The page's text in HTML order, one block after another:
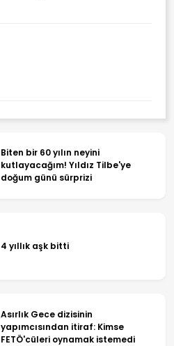
Biten bir 60 yılın neyini
kutlayacağım! Yıldız Tilbe'ye
doğum günü sürprizi
4 yıllık aşk bitti
Asırlık Gece dizisinin
yapımcısından itiraf: Kimse
FETÖ'cüleri oynamak istemedi